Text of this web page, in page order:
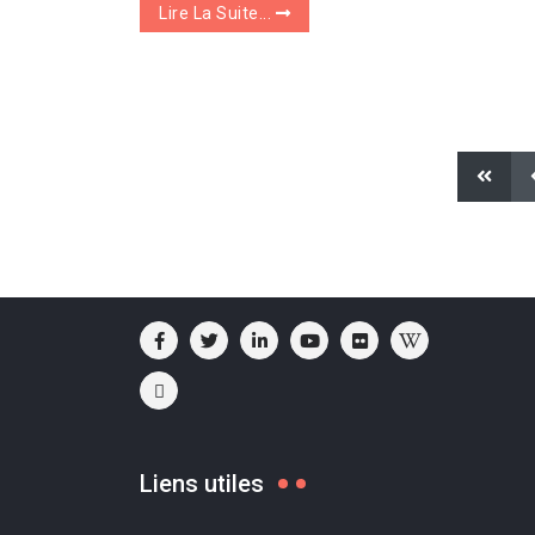
Lire La Suite...
Liens utiles